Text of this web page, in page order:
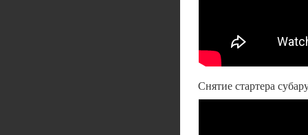
Снятие стартера